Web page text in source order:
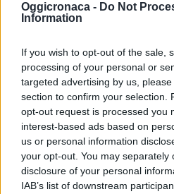
Oggicronaca - Do Not
Information
If you wish to opt-out of the sale,
processing of your personal or
targeted advertising by us,
section to confirm your selection.
opt-out request is processed you
interest-based ads based on
us or personal information
your opt-out. You may separately
disclosure of your personal
IAB’s list of downstream
Sport, biologia e
memoria: al Museo
della Gambarina
inaugurata la mostra
di Davide Scapin
16 Giugno 2026
In "Alessandria"
al
16
In